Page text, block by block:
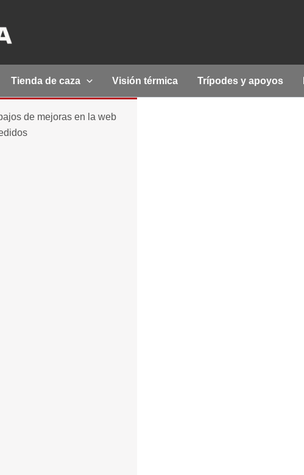
Tienda de caza Visión térmica Trípodes y apoyos
de mejoras en la web